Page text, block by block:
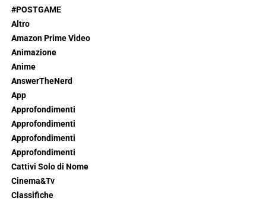
#POSTGAME
Altro
Amazon Prime Video
Animazione
Anime
AnswerTheNerd
App
Approfondimenti
Approfondimenti
Approfondimenti
Approfondimenti
Cattivi Solo di Nome
Cinema&Tv
Classifiche